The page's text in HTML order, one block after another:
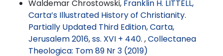
Waldemar Chrostowski, Franklin H. LITTELL,
Carta’s Illustrated History of Christianity.
Partially Updated Third Edition, Carta,
Jerusalem 2016, ss. XVI + 440. ,Collectanea
Theologica: Tom 89 Nr 3 (2019)